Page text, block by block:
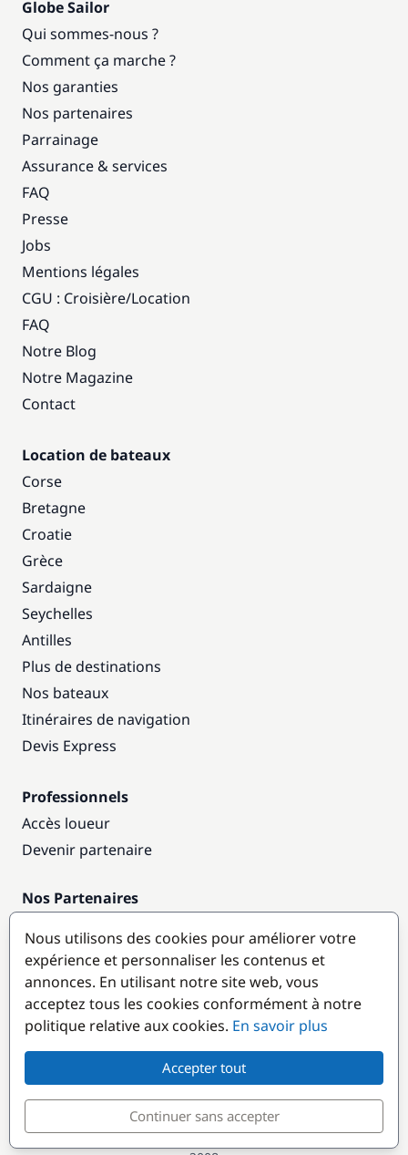
Globe Sailor
Qui sommes-nous ?
Comment ça marche ?
Nos garanties
Nos partenaires
Parrainage
Assurance & services
FAQ
Presse
Jobs
Mentions légales
CGU : Croisière/Location
FAQ
Notre Blog
Notre Magazine
Contact
Location de bateaux
Corse
Bretagne
Croatie
Grèce
Sardaigne
Seychelles
Antilles
Plus de destinations
Nos bateaux
Itinéraires de navigation
Devis Express
Professionnels
Accès loueur
Devenir partenaire
Nos Partenaires
Destinations populaires
© GlobeSailor
Croisières & Location de bateaux depuis
Nous utilisons des cookies pour améliorer votre
expérience et personnaliser les contenus et
annonces. En utilisant notre site web, vous
acceptez tous les cookies conformément à notre
politique relative aux cookies. En savoir plus
Accepter tout
Continuer sans accepter